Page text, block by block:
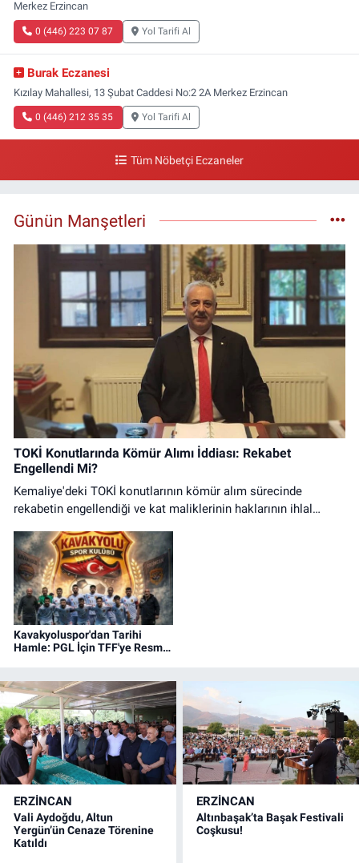
Merkez Erzincan
0 (446) 223 07 87 Yol Tarifi Al
Burak Eczanesi
Kızılay Mahallesi, 13 Şubat Caddesi No:2 2A Merkez Erzincan
0 (446) 212 35 35 Yol Tarifi Al
Tüm Nöbetçi Eczaneler
Günün Manşetleri
TOKİ Konutlarında Kömür Alımı İddiası: Rekabet
Engellendi Mi?
Kemaliye'deki TOKİ konutlarının kömür alım sürecinde
rekabetin engellendiği ve kat maliklerinin haklarının ihlal
Kavakyoluspor'dan Tarihi
Hamle: PGL İçin TFF'ye Resmi
ERZINCAN
Vali Aydoğdu, Altun
Yergün’ün Cenaze Törenine
Katıldı
ERZINCAN
Altınbaşak’ta Başak Festivali
Coşkusu!